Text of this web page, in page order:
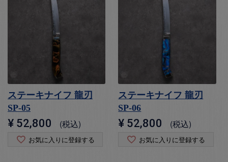
ステーキナイフ 龍刃
SP-05
¥ 52,800 税込
お気に入りに登録する
ステーキナイフ 龍刃
SP-06
¥ 52,800 税込
お気に入りに登録する